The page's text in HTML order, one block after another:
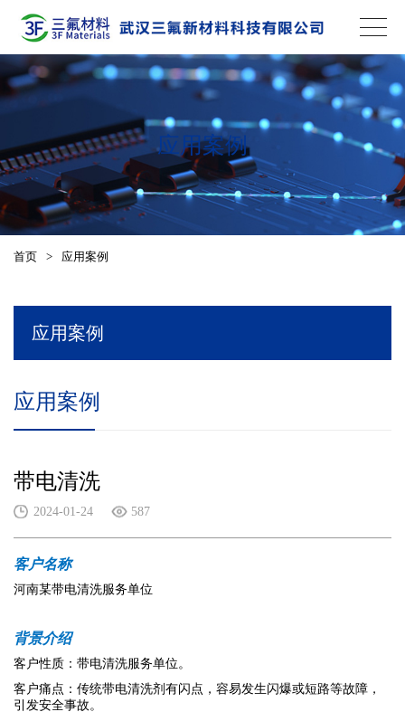
应用案例
首页 > 应用案例
应用案例
应用案例
带电清洗
2024-01-24 587
客户名称
河南某带电清洗服务单位
背景介绍
客户性质： 带电清洗服务单位。
客户痛点：传统带电清洗剂有闪点，容易发生闪爆或短路等故障，
引发安全事故。